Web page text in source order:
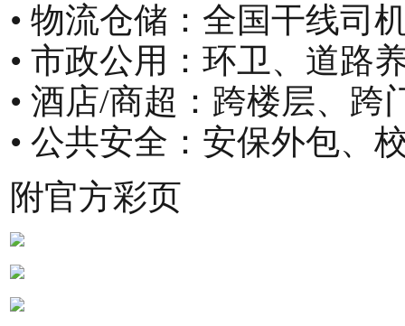
• 物流仓储：全国干线司
• 市政公用：环卫、道路
• 酒店/商超：跨楼层、跨
• 公共安全：安保外包、
附官方彩页